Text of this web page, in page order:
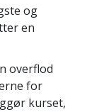
og
en
overflod
for
kurset,